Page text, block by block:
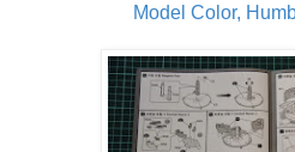
Model Color,